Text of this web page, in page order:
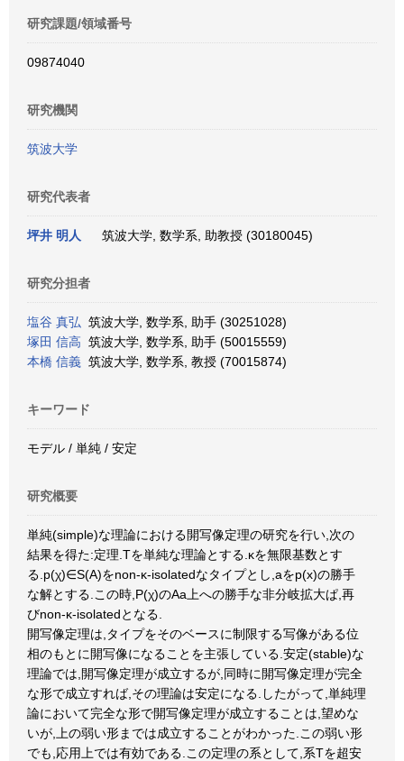
研究課題/領域番号
09874040
研究機関
筑波大学
研究代表者
坪井 明人 筑波大学, 数学系, 助教授 (30180045)
研究分担者
塩谷 真弘 筑波大学, 数学系, 助手 (30251028)
塚田 信高 筑波大学, 数学系, 助手 (50015559)
本橋 信義 筑波大学, 数学系, 教授 (70015874)
キーワード
モデル / 単純 / 安定
研究概要
単純(simple)な理論における開写像定理の研究を行い,次の
結果を得た:定理.Tを単純な理論とする.κを無限基数とす
る.p(χ)∈S(A)をnon-κ-isolatedなタイプとし,aをp(x)の勝手
な解とする.この時,P(χ)のAa上への勝手な非分岐拡大ぱ,再
びnon-κ-isolatedとなる.
開写像定理は,タイプをそのベースに制限する写像がある位
相のもとに開写像になることを主張している.安定(stable)な
理論では,開写像定理が成立するが,同時に開写像定理が完全
な形で成立すれば,その理論は安定になる.したがって,単純理
論において完全な形で開写像定理が成立することは,望めな
いが,上の弱い形までは成立することがわかった.この弱い形
でも,応用上では有効である.この定理の系として,系Tを超安